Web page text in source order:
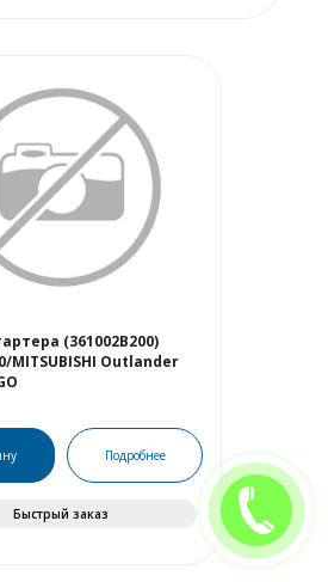
(361002B200)
MITSUBISHI Outlander
Подробнее
Быстрый заказ